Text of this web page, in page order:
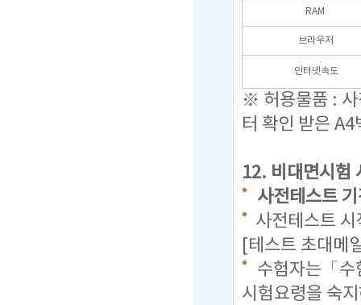
RAM
브라우저
인터넷속도
※ 허용물품 : 사
터 확인 받은 A4
12. 비대면시험
사전테스트
사전테스트
[테스트 초대메
수험자는「수
시험요령을 숙